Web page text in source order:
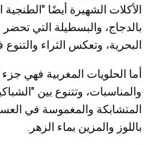
الأكلات الشهيرة أيضًا
بالدجاج، والبسطيلة التي تحضر
البحرية، وتعكس الثراء
أما الحلويات المغربية فهي
والمناسبات، وتتنوع بين
المتشابكة والمغموسة في
باللوز والمزين بماء الزهر.